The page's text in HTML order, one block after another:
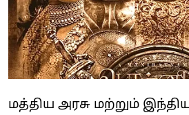
மத்திய அரசு மற்றும்